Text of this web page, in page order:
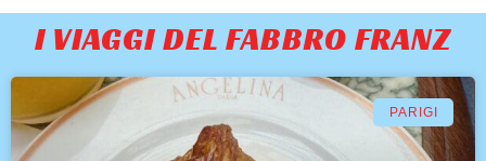
I VIAGGI DEL FABBRO FRANZ
PARIGI